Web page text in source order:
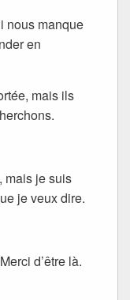
nous manque
en
mais ils
mais je suis
je veux dire.
d’être là.